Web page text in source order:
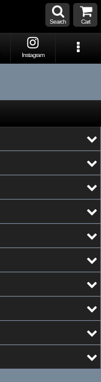
Search Cart
Instagram